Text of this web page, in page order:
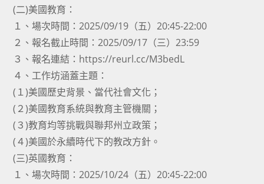
(二)美國教育：
１、場次時間：2025/09/19（五）20:45-22:00
２、報名截止時間：2025/09/17（三）23:59
３、報名連結：https://reurl.cc/M3bedL
４、工作坊涵蓋主題：
(１)美國歷史背景、當代社會文化；
(２)美國教育系統與教育主管機關；
(３)教育均等挑戰與聯邦州立政策；
(４)美國於永續時代下的教改方針。
(三)英國教育：
１、場次時間：2025/10/24（五）20:45-22:00